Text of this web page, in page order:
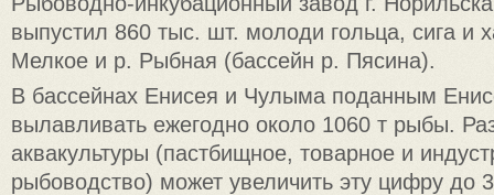
выпустил 860 тыс. шт. молоди гольца, сига и
Мелкое и р. Рыбная (бассейн р. Пясина).
В бассейнах Енисея и Чулыма поданным
вылавливать ежегодно около 1060 т рыбы.
аквакультуры (пастбищное, товарное и
рыбоводство) может увеличить эту цифру до